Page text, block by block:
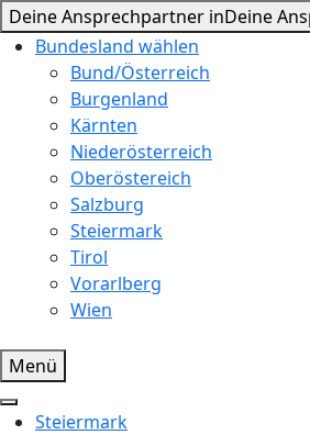
Deine Ansprechpartner inDeine
Bundesland wählen
Bund/Österreich
Burgenland
Kärnten
Niederösterreich
Oberöstereich
Salzburg
Steiermark
Tirol
Vorarlberg
Wien
Menü
Steiermark